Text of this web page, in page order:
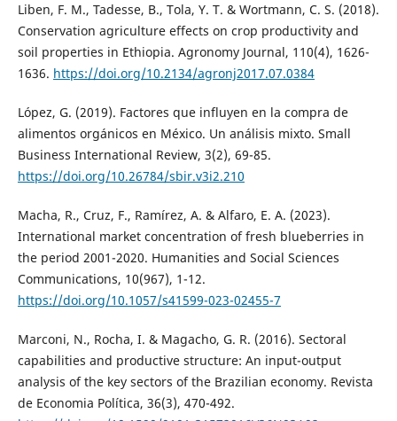
Liben, F. M., Tadesse, B., Tola, Y. T. & Wortmann, C. S. (2018).
Conservation agriculture effects on crop productivity and
soil properties in Ethiopia. Agronomy Journal, 110(4), 1626-
1636. https://doi.org/10.2134/agronj2017.07.0384
López, G. (2019). Factores que influyen en la compra de
alimentos orgánicos en México. Un análisis mixto. Small
Business International Review, 3(2), 69-85.
https://doi.org/10.26784/sbir.v3i2.210
Macha, R., Cruz, F., Ramírez, A. & Alfaro, E. A. (2023).
International market concentration of fresh blueberries in
the period 2001-2020. Humanities and Social Sciences
Communications, 10(967), 1-12.
https://doi.org/10.1057/s41599-023-02455-7
Marconi, N., Rocha, I. & Magacho, G. R. (2016). Sectoral
capabilities and productive structure: An input-output
analysis of the key sectors of the Brazilian economy. Revista
de Economia Política, 36(3), 470-492.